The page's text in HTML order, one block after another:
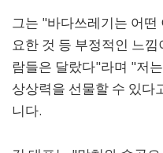
그는 "바다쓰레기는 어떤
요한 것 등 부정적인 느
람들은 달랐다"라며 "저
상상력을 선물할 수 있다
니다.